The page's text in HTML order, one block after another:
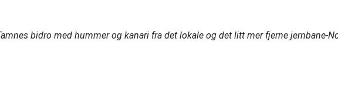
bidro med hummer og kanari fra det lokale og det litt mer fjerne jernbane-